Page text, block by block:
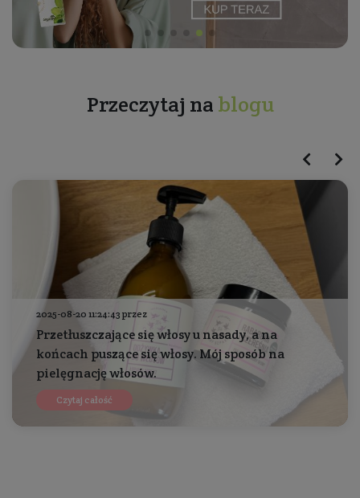
Przeczytaj na blogu
2025-08-20 11:24:43 przez
Przetłuszczające się włosy u nasady, a na
końcach puszące się włosy. Mój sposób na
pielęgnację włosów.
Czytaj całość